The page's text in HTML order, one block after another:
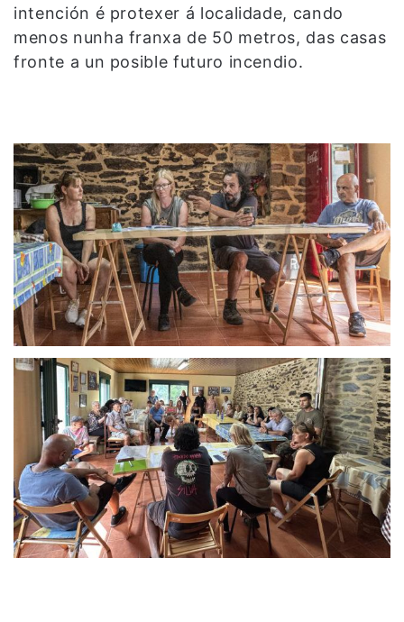
intención é protexer á localidade, cando
menos nunha franxa de 50 metros, das casas
fronte a un posible futuro incendio.